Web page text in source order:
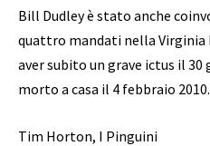
Bill Dudley è stato anche
quattro mandati nella Virginia
aver subito un grave ictus il 30
morto a casa il 4 febbraio 2010.
Tim Horton, I Pinguini